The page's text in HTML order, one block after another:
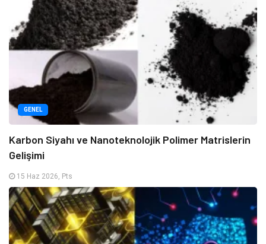
GENEL
Karbon Siyahı ve Nanoteknolojik Polimer Matrislerin
Gelişimi
15 Haz 2026, Pts